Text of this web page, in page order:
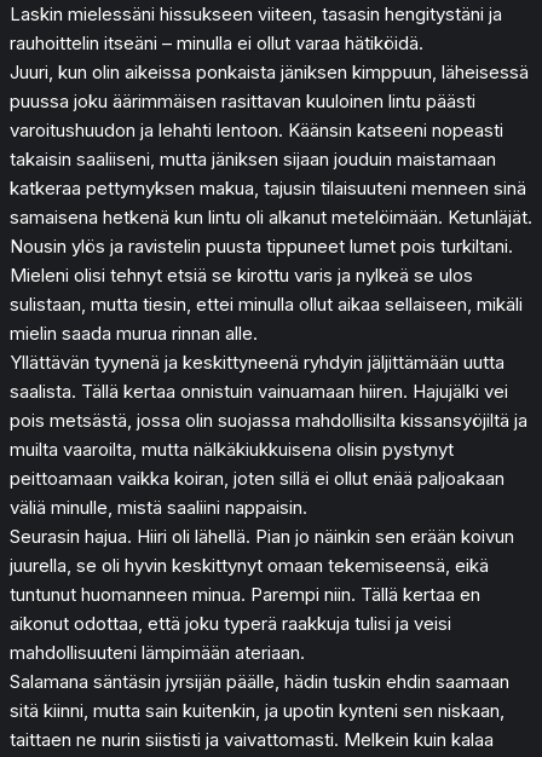
Laskin mielessäni hissukseen viiteen, tasasin hengitystäni ja
rauhoittelin itseäni – minulla ei ollut varaa hätiköidä.
Juuri, kun olin aikeissa ponkaista jäniksen kimppuun, läheisessä
puussa joku äärimmäisen rasittavan kuuloinen lintu päästi
varoitushuudon ja lehahti lentoon. Käänsin katseeni nopeasti
takaisin saaliiseni, mutta jäniksen sijaan jouduin maistamaan
katkeraa pettymyksen makua, tajusin tilaisuuteni menneen sinä
samaisena hetkenä kun lintu oli alkanut metelöimään. Ketunläjät.
Nousin ylös ja ravistelin puusta tippuneet lumet pois turkiltani.
Mieleni olisi tehnyt etsiä se kirottu varis ja nylkeä se ulos
sulistaan, mutta tiesin, ettei minulla ollut aikaa sellaiseen, mikäli
mielin saada murua rinnan alle.
Yllättävän tyynenä ja keskittyneenä ryhdyin jäljittämään uutta
saalista. Tällä kertaa onnistuin vainuamaan hiiren. Hajujälki vei
pois metsästä, jossa olin suojassa mahdollisilta kissansyöjiltä ja
muilta vaaroilta, mutta nälkäkiukkuisena olisin pystynyt
peittoamaan vaikka koiran, joten sillä ei ollut enää paljoakaan
väliä minulle, mistä saaliini nappaisin.
Seurasin hajua. Hiiri oli lähellä. Pian jo näinkin sen erään koivun
juurella, se oli hyvin keskittynyt omaan tekemiseensä, eikä
tuntunut huomanneen minua. Parempi niin. Tällä kertaa en
aikonut odottaa, että joku typerä raakkuja tulisi ja veisi
mahdollisuuteni lämpimään ateriaan.
Salamana säntäsin jyrsijän päälle, hädin tuskin ehdin saamaan
sitä kiinni, mutta sain kuitenkin, ja upotin kynteni sen niskaan,
taittaen ne nurin siististi ja vaivattomasti. Melkein kuin kalaa